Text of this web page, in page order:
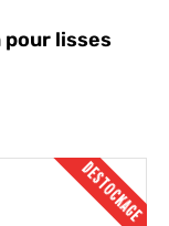
lisses
DESTOCKAGE